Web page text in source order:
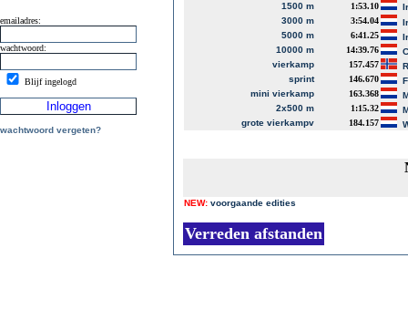
emailadres:
wachtwoord:
Blijf ingelogd
wachtwoord vergeten?
1500 m
1:53.10
3000 m
3:54.04
5000 m
6:41.25
10000 m
14:39.76
vierkamp
157.457
sprint
146.670
mini vierkamp
163.368
2x500 m
1:15.32
grote vierkampv
184.157
NEW: voorgaande edities
Verreden afstanden